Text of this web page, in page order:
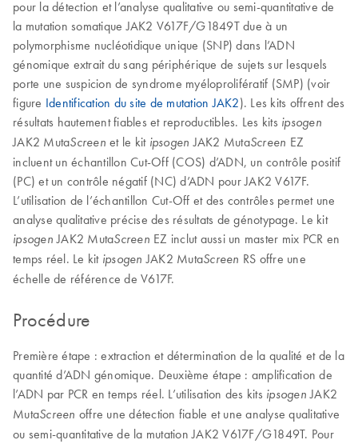
pour la détection et l’analyse qualitative ou semi-quantitative de
la mutation somatique JAK2 V617F/G1849T due à un
polymorphisme nucléotidique unique (SNP) dans l’ADN
génomique extrait du sang périphérique de sujets sur lesquels
porte une suspicion de syndrome myéloprolifératif (SMP) (voir
figure Identification du site de mutation JAK2). Les kits offrent des
résultats hautement fiables et reproductibles. Les kits ipsogen
JAK2 MutaScreen et le kit ipsogen JAK2 MutaScreen EZ
incluent un échantillon Cut-Off (COS) d’ADN, un contrôle positif
(PC) et un contrôle négatif (NC) d’ADN pour JAK2 V617F.
L’utilisation de l’échantillon Cut-Off et des contrôles permet une
analyse qualitative précise des résultats de génotypage. Le kit
ipsogen JAK2 MutaScreen EZ inclut aussi un master mix PCR en
temps réel. Le kit ipsogen JAK2 MutaScreen RS offre une
échelle de référence de V617F.
Procédure
Première étape : extraction et détermination de la qualité et de la
quantité d’ADN génomique. Deuxième étape : amplification de
l’ADN par PCR en temps réel. L’utilisation des kits ipsogen JAK2
MutaScreen offre une détection fiable et une analyse qualitative
ou semi-quantitative de la mutation JAK2 V617F/G1849T. Pour